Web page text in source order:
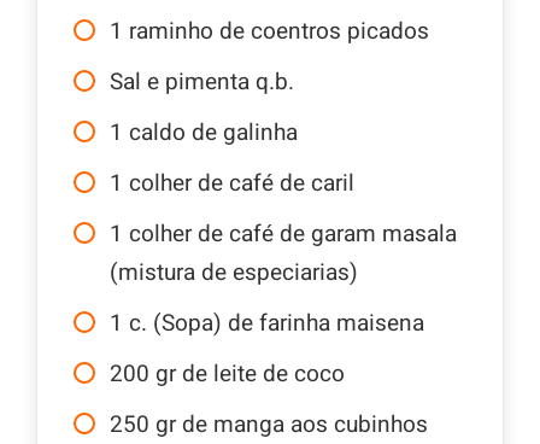
1 raminho de coentros picados
Sal e pimenta q.b.
1 caldo de galinha
1 colher de café de caril
1 colher de café de garam masala
(mistura de especiarias)
1 c. (Sopa) de farinha maisena
200 gr de leite de coco
250 gr de manga aos cubinhos